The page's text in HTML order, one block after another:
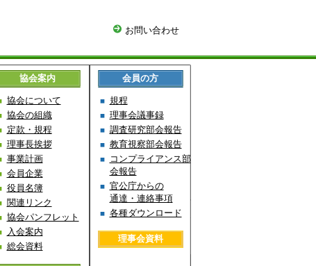
お問い合わせ
協会案内
協会について
協会の組織
定款・規程
理事長挨拶
事業計画
会員企業
役員名簿
関連リンク
協会パンフレット
入会案内
総会資料
会員の方
規程
理事会議事録
調査研究部会報告
教育視察部会報告
コンプライアンス部
会報告
官公庁からの
通達・連絡事項
各種ダウンロード
理事会資料